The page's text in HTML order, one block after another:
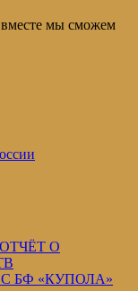
мы сможем
О
БФ «КУПОЛА»